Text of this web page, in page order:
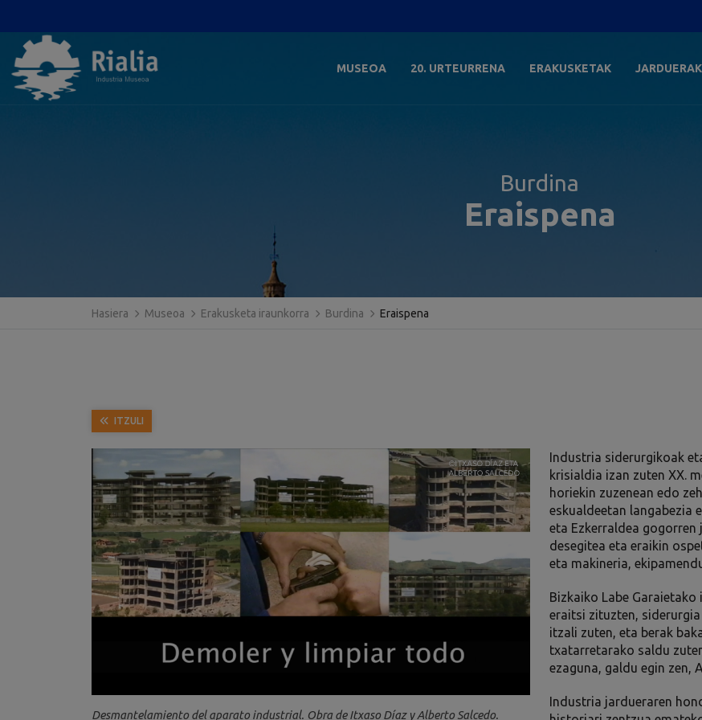
MUSEOA 20. URTEURRENA ERAKUSKETAK JARDUERAK
Burdina
Eraispena
Hasiera Museoa Erakusketa iraunkorra Burdina Eraispena
ITZULI
Desmantelamiento del aparato industrial. Obra de Itxaso Díaz y Alberto Salcedo.
Industria siderurgikoak
krisialdia izan zuten XX.
horiekin zuzenean edo
eskualdeetan langabezia
eta Ezkerraldea
desegitea eta eraikin
eta makineria,
Bizkaiko Labe
eraitsi zituzten, siderurgia
itzali zuten, eta berak
txatarretarako saldu
ezaguna, galdu egin zen,
Industria jardueraren